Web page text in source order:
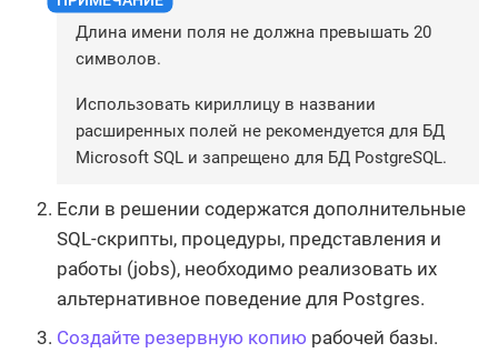
Длина имени поля не должна превышать 20
символов.
Использовать кириллицу в названии
расширенных полей не рекомендуется для БД
Microsoft SQL и запрещено для БД PostgreSQL.
Если в решении содержатся дополнительные
SQL-скрипты, процедуры, представления и
работы (jobs), необходимо реализовать их
альтернативное поведение для Postgres.
Создайте резервную копию рабочей базы.